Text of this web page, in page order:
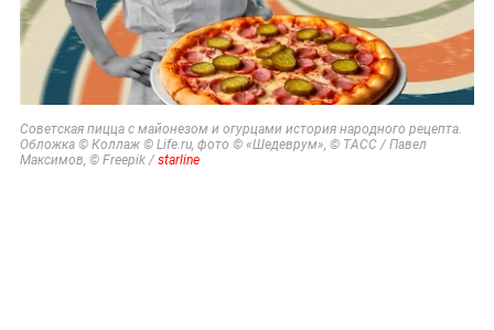
Советская пицца с майонезом и огурцами история народного рецепта.
Обложка © Коллаж © Life.ru, фото © «Шедеврум», © ТАСС / Павел
Максимов, © Freepik / starline